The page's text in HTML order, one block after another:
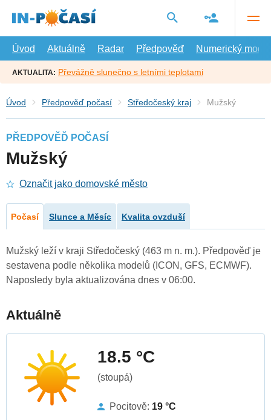
hlavní
Úvod
Aktuálně Radar Předpověď Numerický model
AKTUALITA: Převážně slunečno s letními teplotami
Úvod Předpověď počasí Středočeský kraj Mužský
PŘEDPOVĚĎ POČASÍ
Mužský
Označit jako domovské město
Počasí Slunce a Měsíc Kvalita ovzduší
Mužský leží v kraji Středočeský (463 m n. m.). Předpověď je
sestavena podle několika modelů (ICON, GFS, ECMWF).
Naposledy byla aktualizována dnes v 06:00.
Aktuálně
18.5 °C
(stoupá)
Pocitově: 19 °C